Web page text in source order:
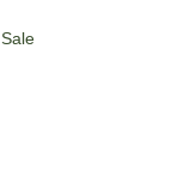
Sale